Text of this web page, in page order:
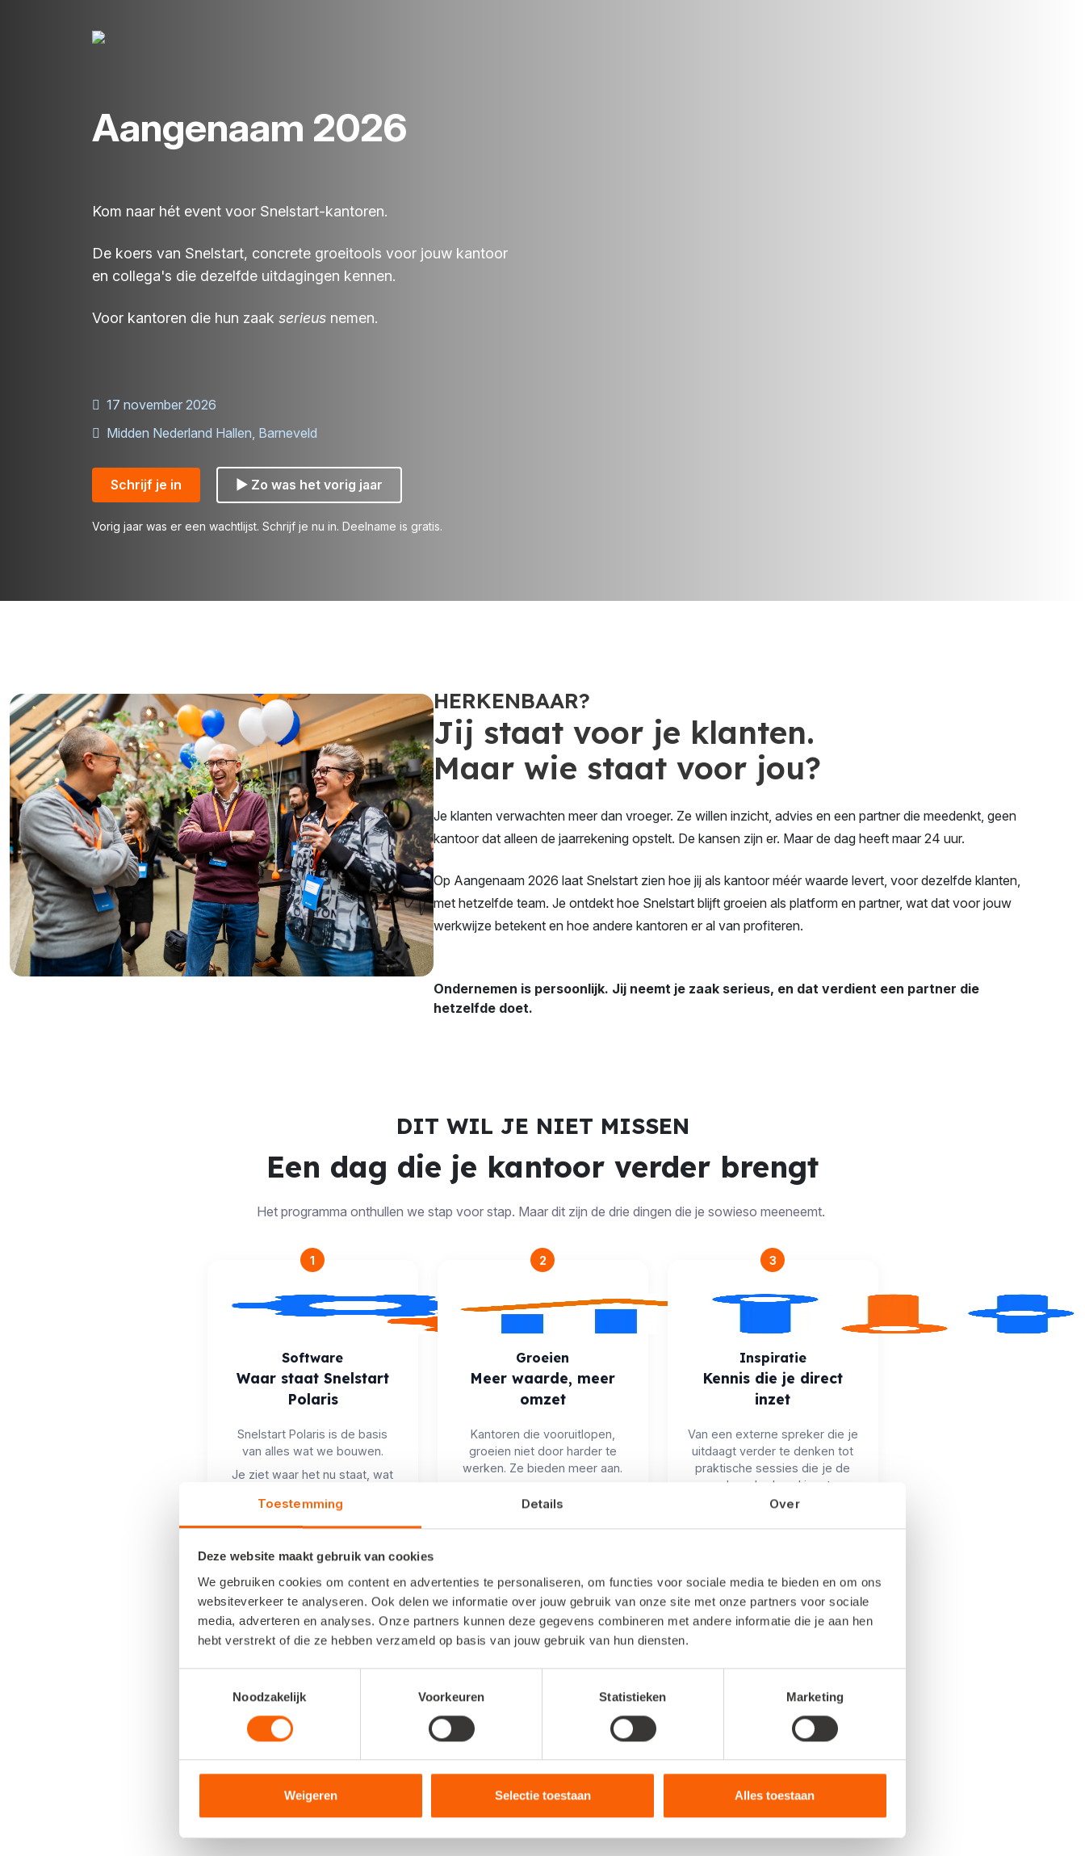
Toestemming Details Over
Deze website maakt gebruik van cookies
We gebruiken cookies om content en advertenties te personaliseren, om functies voor sociale media te bieden en om ons
websiteverkeer te analyseren. Ook delen we informatie over jouw gebruik van onze site met onze partners voor sociale
media, adverteren en analyses. Onze partners kunnen deze gegevens combineren met andere informatie die je aan hen
hebt verstrekt of die ze hebben verzameld op basis van jouw gebruik van hun diensten.
Noodzakelijk
Voorkeuren Statistieken Marketing
Weigeren Selectie toestaan Alles toestaan
Aangenaam 2026
Kom naar hét event voor Snelstart-kantoren.
De koers van Snelstart, concrete groeitools voor jouw kantoor
en collega's die dezelfde uitdagingen kennen.
Voor kantoren die hun zaak serieus nemen.
17 november 2026
Midden Nederland Hallen, Barneveld
Schrijf je in ▶ Zo was het vorig jaar
Vorig jaar was er een wachtlijst. Schrijf je nu in. Deelname is gratis.
HERKENBAAR?
Jij staat voor je klanten.
Maar wie staat voor jou?
Je klanten verwachten meer dan vroeger. Ze willen inzicht, advies en een partner die meedenkt, geen
kantoor dat alleen de jaarrekening opstelt. De kansen zijn er. Maar de dag heeft maar 24 uur.
Op Aangenaam 2026 laat Snelstart zien hoe jij als kantoor méér waarde levert, voor dezelfde klanten,
met hetzelfde team. Je ontdekt hoe Snelstart blijft groeien als platform en partner, wat dat voor jouw
werkwijze betekent en hoe andere kantoren er al van profiteren.
Ondernemen is persoonlijk. Jij neemt je zaak serieus, en dat verdient een partner die
hetzelfde doet.
DIT WIL JE NIET MISSEN
Een dag die je kantoor verder brengt
Het programma onthullen we stap voor stap. Maar dit zijn de drie dingen die je sowieso meeneemt.
1
Software
Waar staat Snelstart
Polaris
Snelstart Polaris is de basis
van alles wat we bouwen.
Je ziet waar het nu staat, wat
meer diensten van bankieren
tot debiteurenbeheer daarin
Niet als eindpunt, maar als
vertrekpunt voor jouw kantoor.
2
Groeien
Meer waarde, meer
omzet
Kantoren die vooruitlopen,
groeien niet door harder te
werken. Ze bieden meer aan.
klantverhalen en maak kennis
met de aanvullende diensten
kantoren hun klanten sterker
maken, en zichzelf tegelijk.
3
Inspiratie
Kennis die je direct
inzet
Van een externe spreker die je
uitdaagt verder te denken tot
praktische sessies die je de
volgende dag al inzet.
Aangenaam is niet alleen
informatie ophalen, het is een
Vorig jaar was er een wachtlijst. Schrijf je nu in. Deelname is gratis.